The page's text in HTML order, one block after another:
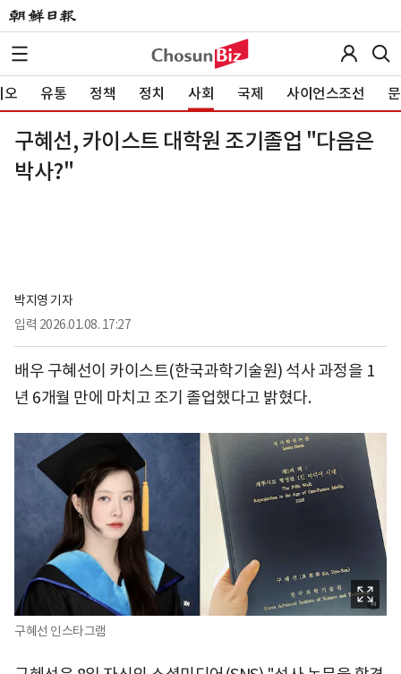
오 유통 정책 정치 사회 국제 사이언스조선
구혜선, 카이스트 대학원 조기졸업 "다음은
박사?"
박지영 기자
입력 2026.01.08. 17:27
배우 구혜선이 카이스트(한국과학기술원) 석사 과정을 1
년 6개월 만에 마치고 조기 졸업했다고 밝혔다.
구혜선 인스타그램